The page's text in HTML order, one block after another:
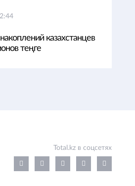
казахстанцев
теңге
Total.kz в соцсетях